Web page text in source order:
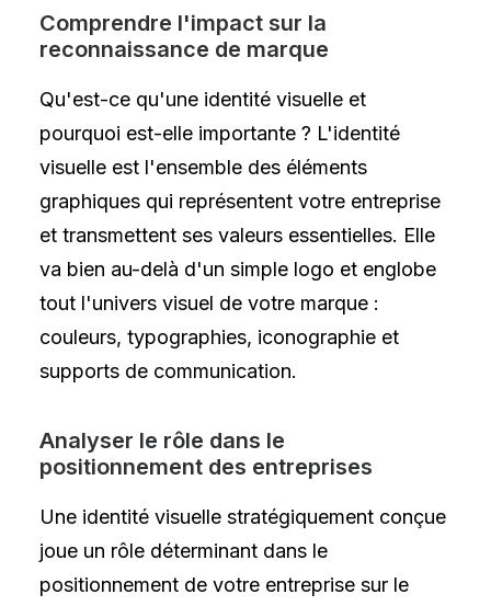
Comprendre l'impact sur la
reconnaissance de marque
Qu'est-ce qu'une identité visuelle et
pourquoi est-elle importante ? L'identité
visuelle est l'ensemble des éléments
graphiques qui représentent votre entreprise
et transmettent ses valeurs essentielles. Elle
va bien au-delà d'un simple logo et englobe
tout l'univers visuel de votre marque :
couleurs, typographies, iconographie et
supports de communication.
Analyser le rôle dans le
positionnement des entreprises
Une identité visuelle stratégiquement conçue
joue un rôle déterminant dans le
positionnement de votre entreprise sur le